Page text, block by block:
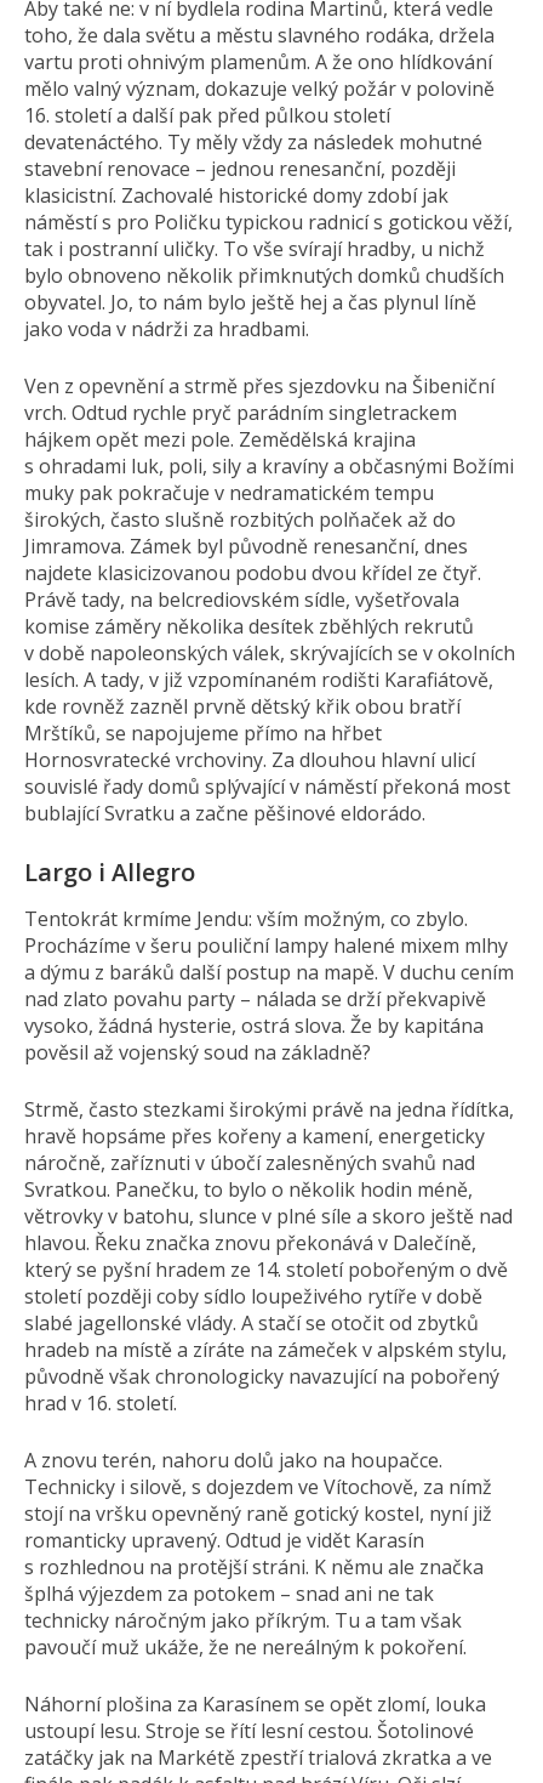
Aby také ne: v ní bydlela rodina Martinů, která vedle
toho, že dala světu a městu slavného rodáka, držela
vartu proti ohnivým plamenům. A že ono hlídkování
mělo valný význam, dokazuje velký požár v polovině
16. století a další pak před půlkou století
devatenáctého. Ty měly vždy za následek mohutné
stavební renovace – jednou renesanční, později
klasicistní. Zachovalé historické domy zdobí jak
náměstí s pro Poličku typickou radnicí s gotickou věží,
tak i postranní uličky. To vše svírají hradby, u nichž
bylo obnoveno několik přimknutých domků chudších
obyvatel. Jo, to nám bylo ještě hej a čas plynul líně
jako voda v nádrži za hradbami.
Ven z opevnění a strmě přes sjezdovku na Šibeniční
vrch. Odtud rychle pryč parádním singletrackem
hájkem opět mezi pole. Zemědělská krajina
s ohradami luk, poli, sily a kravíny a občasnými Božími
muky pak pokračuje v nedramatickém tempu
širokých, často slušně rozbitých polňaček až do
Jimramova. Zámek byl původně renesanční, dnes
najdete klasicizovanou podobu dvou křídel ze čtyř.
Právě tady, na belcrediovském sídle, vyšetřovala
komise záměry několika desítek zběhlých rekrutů
v době napoleonských válek, skrývajících se v okolních
lesích. A tady, v již vzpomínaném rodišti Karafiátově,
kde rovněž zazněl prvně dětský křik obou bratří
Mrštíků, se napojujeme přímo na hřbet
Hornosvratecké vrchoviny. Za dlouhou hlavní ulicí
souvislé řady domů splývající v náměstí překoná most
bublající Svratku a začne pěšinové eldorádo.
Largo i Allegro
Tentokrát krmíme Jendu: vším možným, co zbylo.
Procházíme v šeru pouliční lampy halené mixem mlhy
a dýmu z baráků další postup na mapě. V duchu cením
nad zlato povahu party – nálada se drží překvapivě
vysoko, žádná hysterie, ostrá slova. Že by kapitána
pověsil až vojenský soud na základně?
Strmě, často stezkami širokými právě na jedna řídítka,
hravě hopsáme přes kořeny a kamení, energeticky
náročně, zaříznuti v úbočí zalesněných svahů nad
Svratkou. Panečku, to bylo o několik hodin méně,
větrovky v batohu, slunce v plné síle a skoro ještě nad
hlavou. Řeku značka znovu překonává v Dalečíně,
který se pyšní hradem ze 14. století pobořeným o dvě
století později coby sídlo loupeživého rytíře v době
slabé jagellonské vlády. A stačí se otočit od zbytků
hradeb na místě a zíráte na zámeček v alpském stylu,
původně však chronologicky navazující na pobořený
hrad v 16. století.
A znovu terén, nahoru dolů jako na houpačce.
Technicky i silově, s dojezdem ve Vítochově, za nímž
stojí na vršku opevněný raně gotický kostel, nyní již
romanticky upravený. Odtud je vidět Karasín
s rozhlednou na protější stráni. K němu ale značka
šplhá výjezdem za potokem – snad ani ne tak
technicky náročným jako příkrým. Tu a tam však
pavoučí muž ukáže, že ne nereálným k pokoření.
Náhorní plošina za Karasínem se opět zlomí, louka
ustoupí lesu. Stroje se řítí lesní cestou. Šotolinové
zatáčky jak na Markétě zpestří trialová zkratka a ve